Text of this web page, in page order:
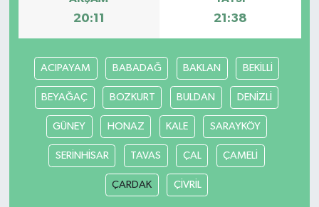
20:11 21:38
ACIPAYAM BABADAĞ BAKLAN BEKİLLİ
BEYAĞAÇ BOZKURT BULDAN DENİZLİ
GÜNEY HONAZ KALE SARAYKÖY
SERİNHİSAR TAVAS ÇAL ÇAMELİ
ÇARDAK ÇİVRİL